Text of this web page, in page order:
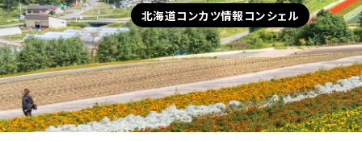
北海道コンカツ情報コンシェル